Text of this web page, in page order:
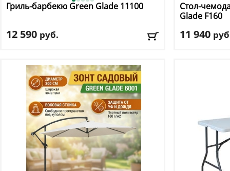
Гриль-барбекю Green Glade 11100
12 590 руб.
Доставка:БЕСПЛАТНО, 2-3 дня
Стол-
Glade F160
11 940